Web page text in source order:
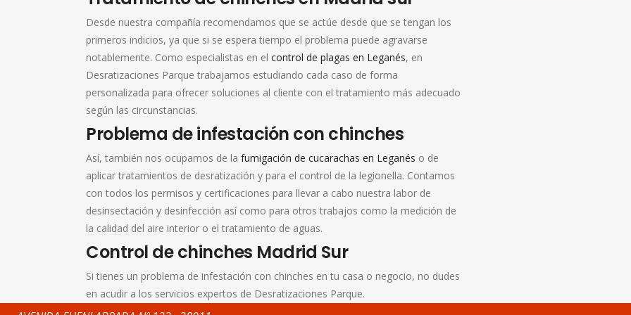
Desde nuestra compañía recomendamos que se actúe desde que se tengan los
primeros indicios, ya que si se espera tiempo el problema puede agravarse
notablemente. Como especialistas en el control de plagas en Leganés, en
Desratizaciones Parque trabajamos estudiando cada caso de forma
personalizada para ofrecer soluciones al cliente con el tratamiento más adecuado
según las circunstancias.
Problema de infestación con chinches
Así, también nos ocupamos de la fumigación de cucarachas en Leganés o de
aplicar tratamientos de desratización y para el control de la legionella. Contamos
con todos los permisos y certificaciones para llevar a cabo nuestra labor de
desinsectación y desinfección así como para otros trabajos como la medición de
la calidad del aire interior o el tratamiento de aguas.
Control de chinches Madrid Sur
Si tienes un problema de infestación con chinches en tu casa o negocio, no dudes
en acudir a los servicios expertos de Desratizaciones Parque.